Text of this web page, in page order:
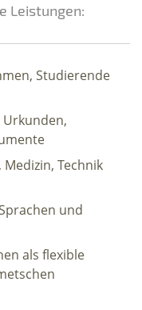
Leistungen:
Studierende
Technik
und
als flexible